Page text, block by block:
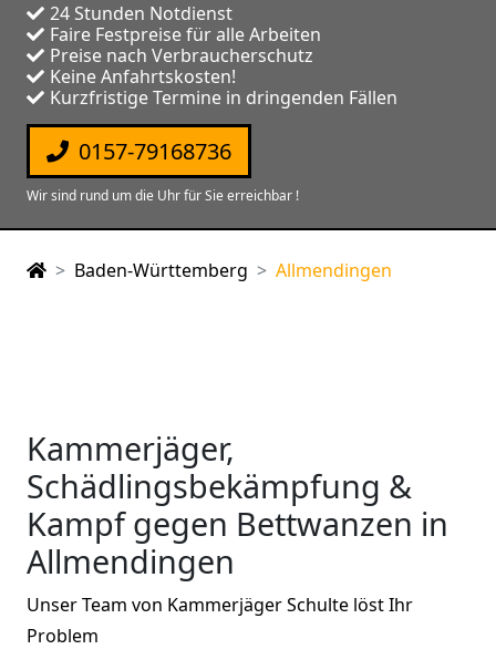
24 Stunden Notdienst
Faire Festpreise für alle Arbeiten
Preise nach Verbraucherschutz
Keine Anfahrtskosten!
Kurzfristige Termine in dringenden Fällen
0157-79168736
Wir sind rund um die Uhr für Sie erreichbar !
Baden-Württemberg Allmendingen
Kammerjäger,
Schädlingsbekämpfung &
Kampf gegen Bettwanzen in
Allmendingen
Unser Team von Kammerjäger Schulte löst Ihr
Problem